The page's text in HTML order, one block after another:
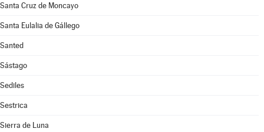
Santa Cruz de Moncayo
Santa Eulalia de Gállego
Santed
Sástago
Sediles
Sestrica
Sierra de Luna